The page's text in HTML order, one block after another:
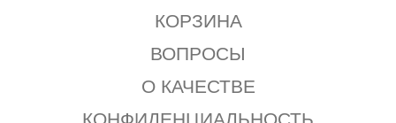
КОРЗИНА
ВОПРОСЫ
О КАЧЕСТВЕ